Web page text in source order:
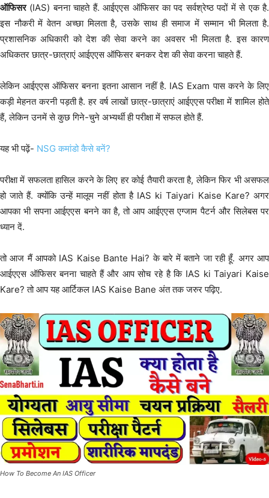
ऑफिसर(IAS) बनना चाहते हैं. आईएएस ऑफिसर का पद सर्वश्रेष्ठ पदों में से एक है.
इस नौकरी में वेतन अच्छा मिलता है, उसके साथ ही समाज में सम्मान भी मिलता है.
प्रशासनिक अधिकारी को देश की सेवा करने का अवसर भी मिलता है. इस कारण
अधिकतर छात्र-छात्राएं आईएएस ऑफिसर बनकर देश की सेवा करना चाहते हैं.
लेकिन आईएएस ऑफिसर बनना इतना आसान नहीं है. IAS Exam पास करने के लिए
कड़ी मेहनत करनी पड़ती है. हर वर्ष लाखों छात्र-छात्राएं आईएएस परीक्षा में शामिल होते
हैं, लेकिन उनमें से कुछ गिने-चुने अभ्यर्थी ही परीक्षा में सफल होते हैं.
यह भी पढ़ें- NSG कमांडो कैसे बनें?
परीक्षा में सफलता हासिल करने के लिए हर कोई तैयारी करता है, लेकिन फिर भी असफल
हो जाते हैं. क्योंकि उन्हें मालूम नहीं होता है IAS ki Taiyari Kaise Kare? अगर
आपका भी सपना आईएएस बनने का है, तो आप आईएएस एग्जाम पैटर्न और सिलेबस पर
ध्यान दें.
तो आज मैं आपको IAS Kaise Bante Hai? के बारे में बताने जा रही हूँ. अगर आप
आईएएस ऑफिसर बनना चाहते हैं और आप सोच रहे है कि IAS ki Taiyari Kaise
Kare? तो आप यह आर्टिकल IAS Kaise Bane अंत तक जरुर पढ़िए.
How To Become An IAS Officer